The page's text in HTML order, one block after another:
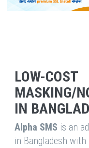
LOW-COST
MASKING/
IN
Alpha SMS is an
in Bangladesh